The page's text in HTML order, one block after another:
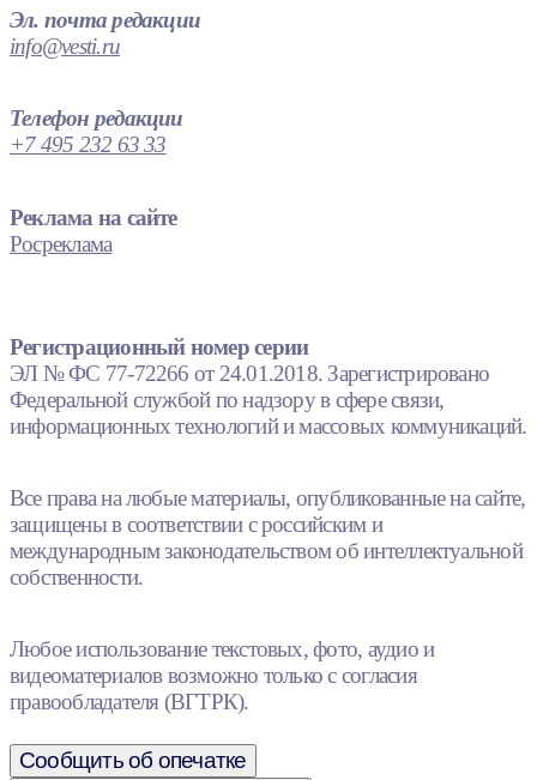
Эл. почта редакции
info@vesti.ru
Телефон редакции
+7 495 232 63 33
Реклама на сайте
Росреклама
Регистрационный номер серии
ЭЛ № ФС 77-72266 от 24.01.2018. Зарегистрировано
Федеральной службой по надзору в сфере связи,
информационных технологий и массовых коммуникаций.
Все права на любые материалы, опубликованные на сайте,
защищены в соответствии с российским и
международным законодательством об интеллектуальной
собственности.
Любое использование текстовых, фото, аудио и
видеоматериалов возможно только с согласия
правообладателя (ВГТРК).
Сообщить об опечатке